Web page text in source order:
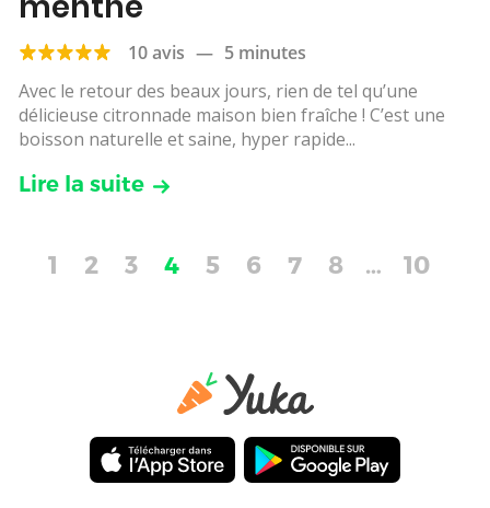
10 avis — 5 minutes
Avec le retour des beaux jours, rien de tel qu’une
délicieuse citronnade maison bien fraîche ! C’est une
boisson naturelle et saine, hyper rapide...
Lire la suite
1 2 3 4 5 6 7 8 … 10